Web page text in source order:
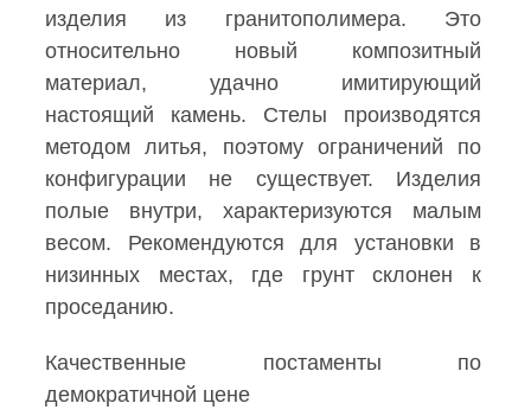
изделия из гранитополимера. Это
относительно новый композитный
материал, удачно имитирующий
настоящий камень. Стелы производятся
методом литья, поэтому ограничений по
конфигурации не существует. Изделия
полые внутри, характеризуются малым
весом. Рекомендуются для установки в
низинных местах, где грунт склонен к
проседанию.
Качественные постаменты по
демократичной цене